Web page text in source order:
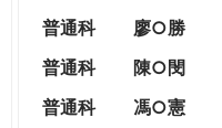
WORLD
TOMORROW
普通科
廖○勝
普通科
陳○閔
普通科
馮○憲